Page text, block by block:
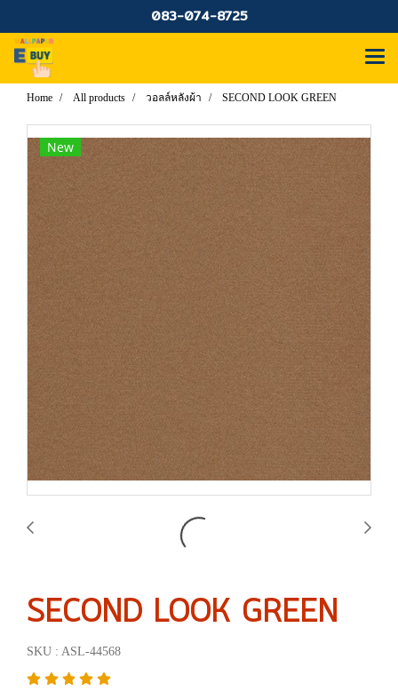
083-074-8725
Home All products วอลล์หลังผ้า SECOND LOOK GREEN
New
SECOND LOOK GREEN
SKU : ASL-44568